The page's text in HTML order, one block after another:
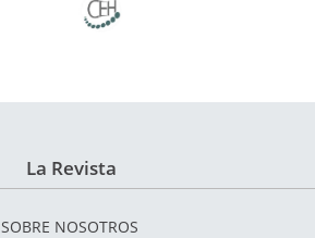
La Revista
SOBRE NOSOTROS